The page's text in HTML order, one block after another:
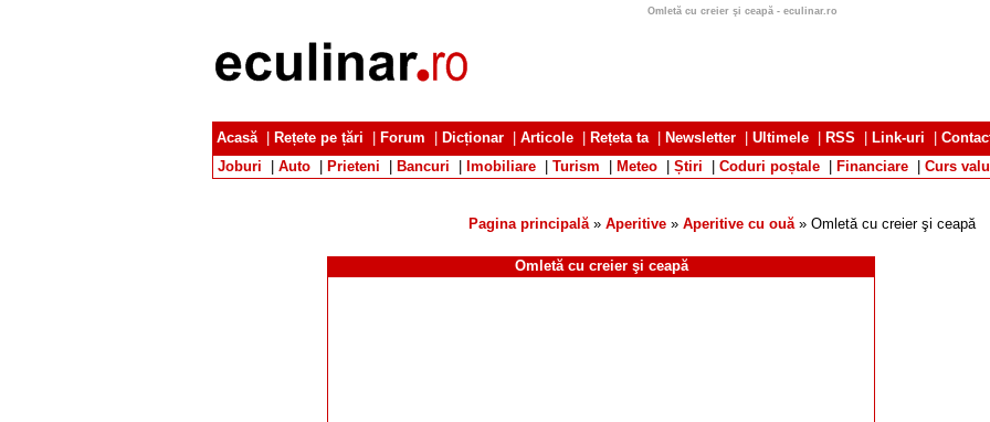
Omletă cu creier şi ceapă - eculinar.ro
Acasă| Rețete pe țări Forum Dicționar Articole Rețeta ta| Newsletter Ultimele RSS Link-uri
Joburi
Auto Prieteni Bancuri Imobiliare Turism Meteo Știri Coduri poștale Financiare Curs
Pagina principală» Aperitive » Aperitive cu ouă» Omletă cu creier şi ceapă
Omletă cu creier şi ceapă